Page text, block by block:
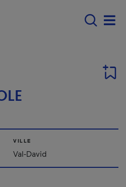
navigation -
VILLE
Val-David